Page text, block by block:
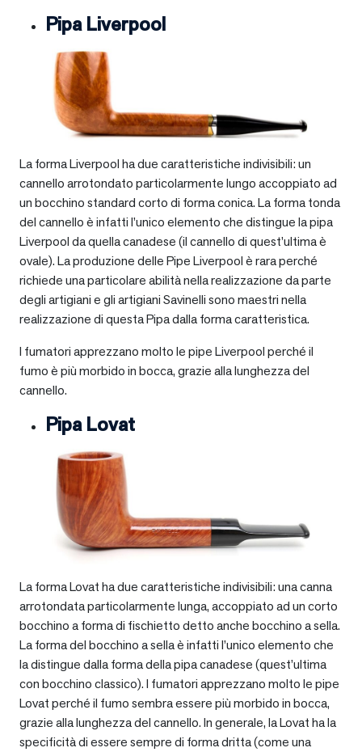
Pipa Liverpool
La forma Liverpool ha due caratteristiche indivisibili: un
cannello arrotondato particolarmente lungo accoppiato ad
un bocchino standard corto di forma conica. La forma tonda
del cannello è infatti l’unico elemento che distingue la pipa
Liverpool da quella canadese (il cannello di quest’ultima è
ovale). La produzione delle Pipe Liverpool è rara perché
richiede una particolare abilità nella realizzazione da parte
degli artigiani e gli artigiani Savinelli sono maestri nella
realizzazione di questa Pipa dalla forma caratteristica.
I fumatori apprezzano molto le pipe Liverpool perché il
fumo è più morbido in bocca, grazie alla lunghezza del
cannello.
Pipa Lovat
La forma Lovat ha due caratteristiche indivisibili: una canna
arrotondata particolarmente lunga, accoppiato ad un corto
bocchino a forma di fischietto detto anche bocchino a sella.
La forma del bocchino a sella è infatti l’unico elemento che
la distingue dalla forma della pipa canadese (quest’ultima
con bocchino classico). I fumatori apprezzano molto le pipe
Lovat perché il fumo sembra essere più morbido in bocca,
grazie alla lunghezza del cannello. In generale, la Lovat ha la
specificità di essere sempre di forma dritta (come una